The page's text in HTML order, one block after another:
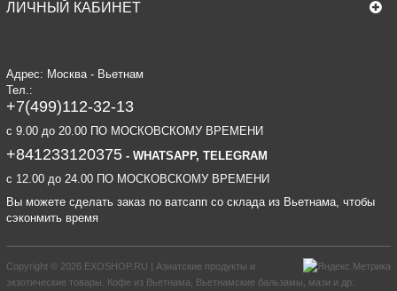
ЛИЧНЫЙ КАБИНЕТ
Адрес: Москва - Вьетнам
Тел.:
+7(499)112-32-13
c 9.00 до 20.00 ПО МОСКОВСКОМУ ВРЕМЕНИ
+841233120375- WHATSAPP, TELEGRAM
c 12.00 до 24.00 ПО МОСКОВСКОМУ ВРЕМЕНИ
Вы можете сделать заказ по ватсапп со склада из Вьетнама, чтобы
сэконмить время
Copyright © 2026 EXOSHOP.RU | Азиатские продукты и
экзотические товары. Кофе из Вьетнама, Вьетнамские бальзамы, мази и др.